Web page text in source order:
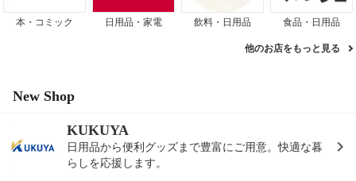
本・コミック 日用品・家電 飲料・日用品 食品・日用品
他のお店をもっと見る
New Shop
KUKUYA
日用品から便利グッズまで豊富にご用意。快適な暮
らしを応援します。